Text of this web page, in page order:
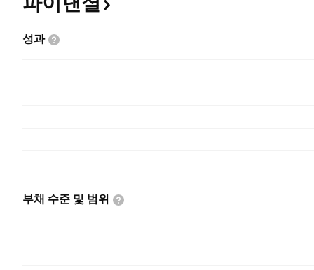
성과
부채 수준 및 범위